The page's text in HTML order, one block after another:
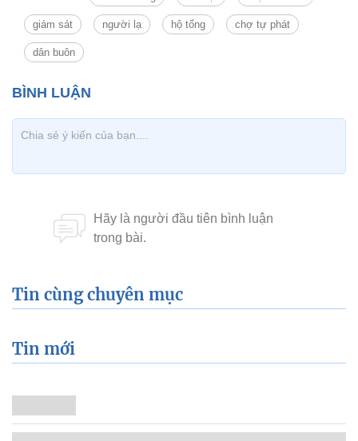
So sánh khối tài sản khổng lồ của Chu Đăng Khoa
và Cường Đô la
Đại gia Nguyễn Đức Chi Rusalka: Tái xuất sau khi
ra tù
7 ngân hàng dính cú lừa thép gỉ 200 tỷ
7 người Việt vào danh sách 30 Under 30 châu Á
của Forbes
Xem thêm về: Tiểu thương Hà Nội chợ đầu mối